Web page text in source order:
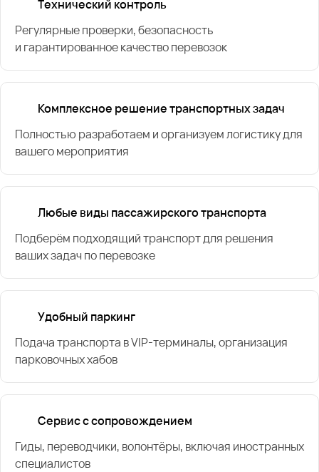
Технический контроль
Регулярные проверки, безопасность
и гарантированное качество перевозок
Комплексное решение транспортных задач
Полностью разработаем и организуем логистику для
вашего мероприятия
Любые виды пассажирского транспорта
Подберём подходящий транспорт для решения
ваших задач по перевозке
Удобный паркинг
Подача транспорта в VIP-терминалы, организация
парковочных хабов
Сервис с сопровождением
Гиды, переводчики, волонтёры, включая иностранных
специалистов